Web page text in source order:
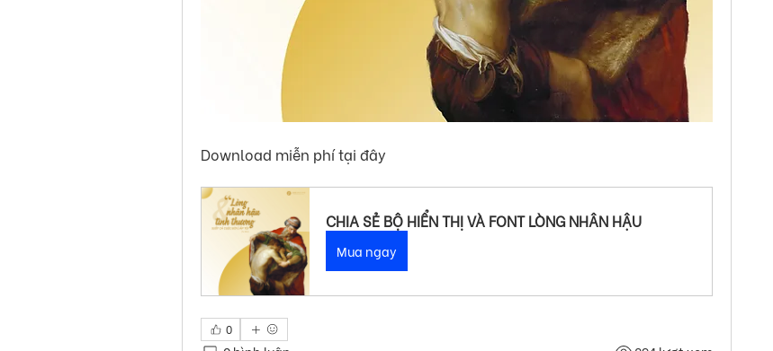
Download miễn phí tại đây
CHIA SẺ BỘ HIỂN THỊ VÀ FONT LÒNG NHÂN HẬU
Mua ngay
0